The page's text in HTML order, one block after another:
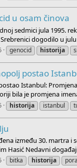
u osam činova
sedmici jula 1995.
dogodilo u
genocid historija
postao
Istanbul:
bila je promjena
historija istanbul
između 30. martra
Hasić Nedavni
bitka historija